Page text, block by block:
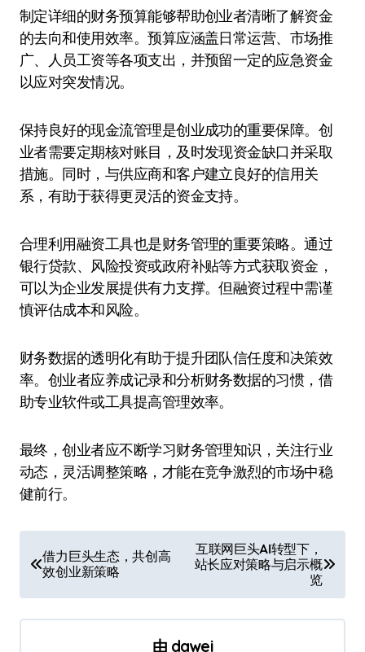
制定详细的财务预算能够帮助创业者清晰了解资金
的去向和使用效率。预算应涵盖日常运营、市场推
广、人员工资等各项支出，并预留一定的应急资金
以应对突发情况。
保持良好的现金流管理是创业成功的重要保障。创
业者需要定期核对账目，及时发现资金缺口并采取
措施。同时，与供应商和客户建立良好的信用关
系，有助于获得更灵活的资金支持。
合理利用融资工具也是财务管理的重要策略。通过
银行贷款、风险投资或政府补贴等方式获取资金，
可以为企业发展提供有力支撑。但融资过程中需谨
慎评估成本和风险。
财务数据的透明化有助于提升团队信任度和决策效
率。创业者应养成记录和分析财务数据的习惯，借
助专业软件或工具提高管理效率。
最终，创业者应不断学习财务管理知识，关注行业
动态，灵活调整策略，才能在竞争激烈的市场中稳
健前行。
章
导
航
借力巨头生态，共创高
效创业新策略
互联网巨头AI转型下，
站长应对策略与启示概
览
由 dawei